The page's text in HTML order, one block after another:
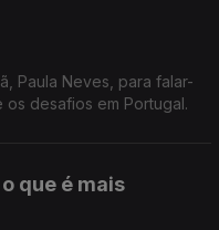
Paula Neves, para falar-
desafios em Portugal.
que é mais